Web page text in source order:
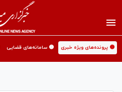
🟡 پرونده‌های ویژه خبری 🟡 سامانه‌های قضایی